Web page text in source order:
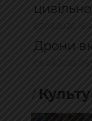
Дрони